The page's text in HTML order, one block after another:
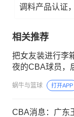
调料产品认证
相关推荐
把女友装进行李
夜的CBA球员，
蜗牛与篮球 打开APP
CBA消息：广东